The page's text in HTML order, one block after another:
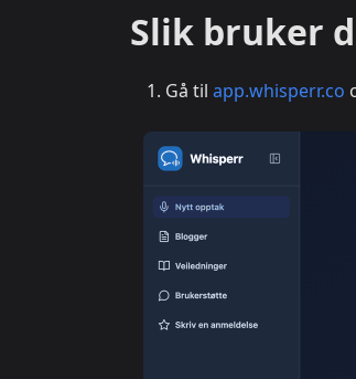
Slik bruker
Gå til app.whisperr.co